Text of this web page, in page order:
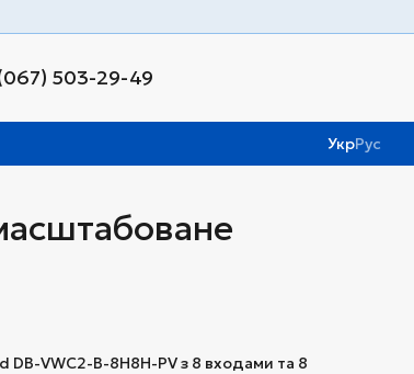
503-29-49
УкрРус
VWC2-B-8H8H-PV з 8 входами та 8